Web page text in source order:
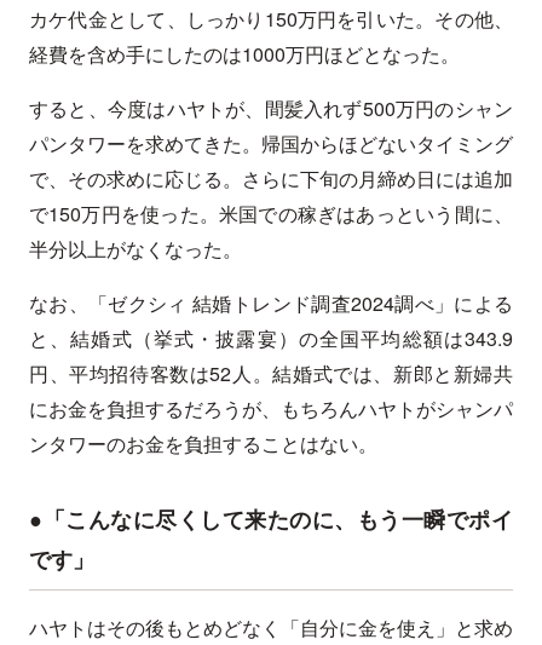
カケ代金として、しっかり150万円を引いた。その他、
経費を含め手にしたのは1000万円ほどとなった。
すると、今度はハヤトが、間髪入れず500万円のシャン
パンタワーを求めてきた。帰国からほどないタイミング
で、その求めに応じる。さらに下旬の月締め日には追加
で150万円を使った。米国での稼ぎはあっという間に、
半分以上がなくなった。
なお、「ゼクシィ 結婚トレンド調査2024調べ」による
と、結婚式（挙式・披露宴）の全国平均総額は343.9
円、平均招待客数は52人。結婚式では、新郎と新婦共
にお金を負担するだろうが、もちろんハヤトがシャンパ
ンタワーのお金を負担することはない。
●「こんなに尽くして来たのに、もう一瞬でポイ
です」
ハヤトはその後もとめどなく「自分に金を使え」と求め